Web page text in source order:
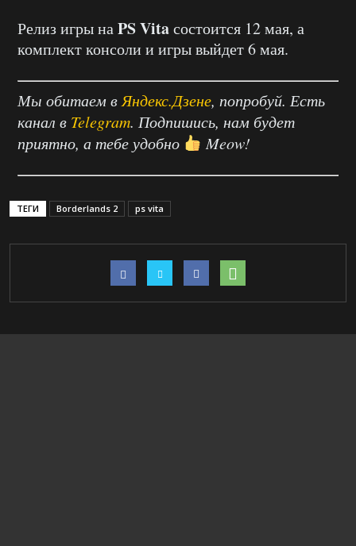
Релиз игры наPS Vitaсостоится 12 мая, а
комплект консоли и игры выйдет 6 мая.
Мы обитаем вЯндекс.Дзене, попробуй. Есть
канал в Telegram. Подпишись, нам будет
приятно, а тебе удобно
Meow!
ТЕГИ Borderlands 2 ps vita